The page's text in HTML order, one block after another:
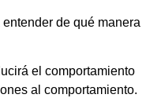
de qué manera
el comportamiento
al comportamiento.